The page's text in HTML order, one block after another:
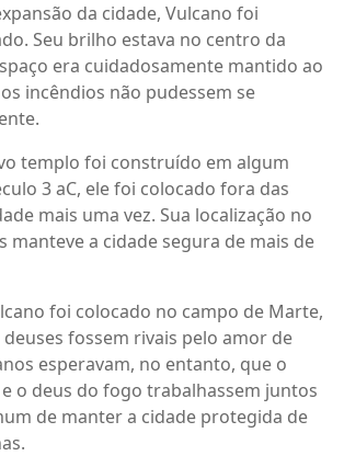
da cidade, Vulcano foi
Seu brilho estava no centro da
era cuidadosamente mantido ao
incêndios não pudessem se
templo foi construído em algum
3 aC, ele foi colocado fora das
mais uma vez. Sua localização no
manteve a cidade segura de mais de
foi colocado no campo de Marte,
fossem rivais pelo amor de
esperavam, no entanto, que o
o deus do fogo trabalhassem juntos
de manter a cidade protegida de